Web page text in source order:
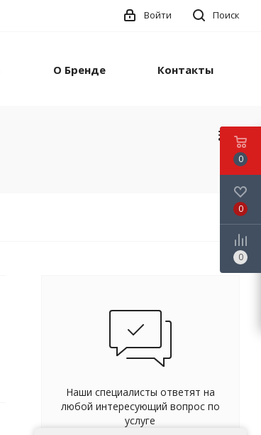
Поиск
Войти
О Бренде Контакты
Наши специалисты ответят на
любой интересующий вопрос по
услуге
0
0
0